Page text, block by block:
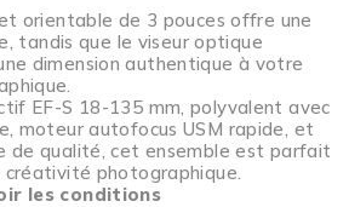
orientable de 3 pouces offre une
tandis que le viseur optique
dimension authentique à votre
EF-S 18-135 mm, polyvalent avec
moteur autofocus USM rapide, et
de qualité, cet ensemble est parfait
photographique.
les conditions